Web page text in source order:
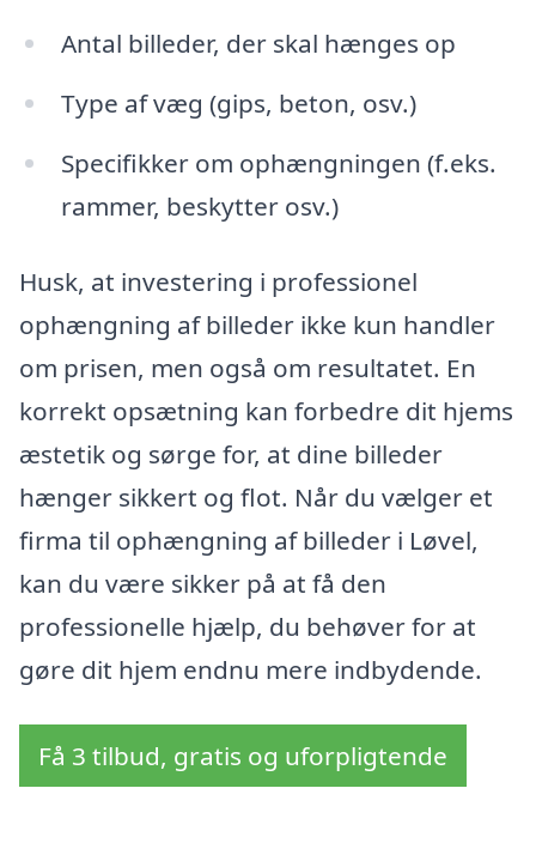
Antal billeder, der skal hænges op
Type af væg (gips, beton, osv.)
Specifikker om ophængningen (f.eks.
rammer, beskytter osv.)
Husk, at investering i professionel
ophængning af billeder ikke kun handler
om prisen, men også om resultatet. En
korrekt opsætning kan forbedre dit hjems
æstetik og sørge for, at dine billeder
hænger sikkert og flot. Når du vælger et
firma til ophængning af billeder i Løvel,
kan du være sikker på at få den
professionelle hjælp, du behøver for at
gøre dit hjem endnu mere indbydende.
Få 3 tilbud, gratis og uforpligtende